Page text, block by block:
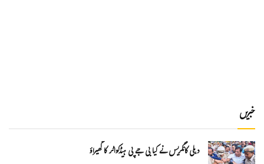
خبریں
دہلی کانگریس نے کیا بی جے پی ہیڈکواٹر کا گھیراؤ